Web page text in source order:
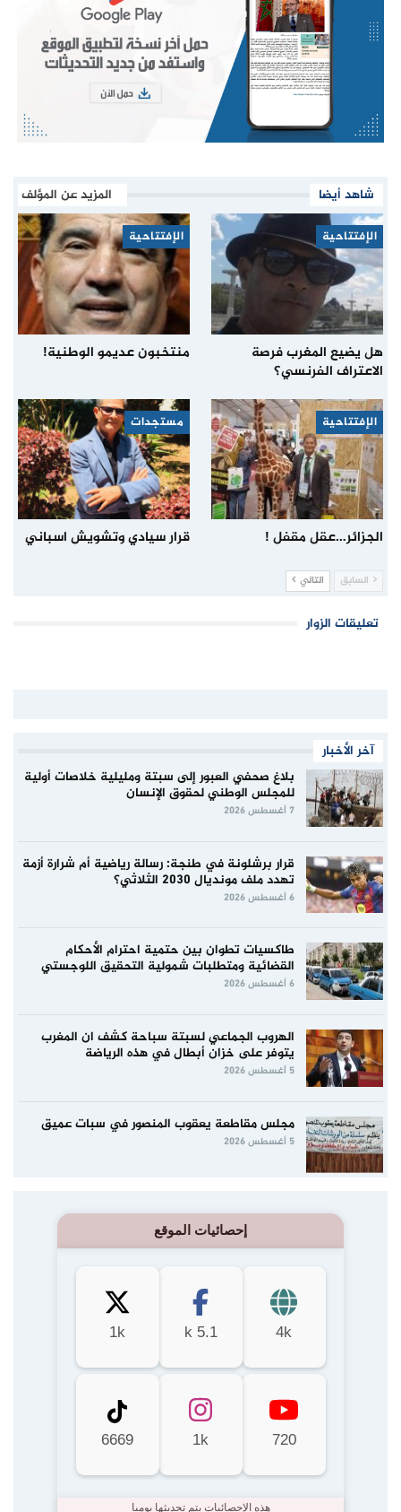
شاهد أيضا المزيد عن المؤلف
الإفتتاحية
هل يضيع المغرب فرصة
الاعتراف الفرنسي؟
الإفتتاحية
منتخبون عديمو الوطنية!
الإفتتاحية
الجزائر…عقل مقفل !
مستجدات
قرار سيادي وتشويش اسباني
السابق التالي
تعليقات الزوار
آخر الأخبار
بلاغ صحفي العبور إلى سبتة ومليلية خلاصات أولية
للمجلس الوطني لحقوق الإنسان
7 أغسطس 2026
قرار برشلونة في طنجة: رسالة رياضية أم شرارة أزمة
تهدد ملف مونديال 2030 الثلاثي؟
6 أغسطس 2026
طاكسيات تطوان بين حتمية احترام الأحكام
القضائية ومتطلبات شمولية التحقيق اللوجستي
6 أغسطس 2026
الهروب الجماعي لسبتة سباحة كشف ان المغرب
يتوفر على خزان أبطال في هذه الرياضة
5 أغسطس 2026
مجلس مقاطعة يعقوب المنصور في سبات عميق
5 أغسطس 2026
إحصائيات الموقع
4k
5.1 k
1k
720
1k
6669
هذه الإحصائيات يتم تحديثها يوميا